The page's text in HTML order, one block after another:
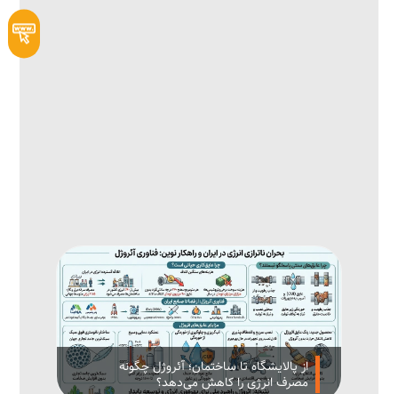
از پالایشگاه تا ساختمان؛ آئروژل چگونه
مصرف انرژی را کاهش می‌دهد؟